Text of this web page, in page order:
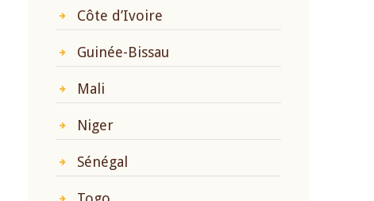
Côte d’Ivoire
Guinée-Bissau
Mali
Niger
Sénégal